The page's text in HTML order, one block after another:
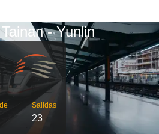
- Yunlin
Salidas
23